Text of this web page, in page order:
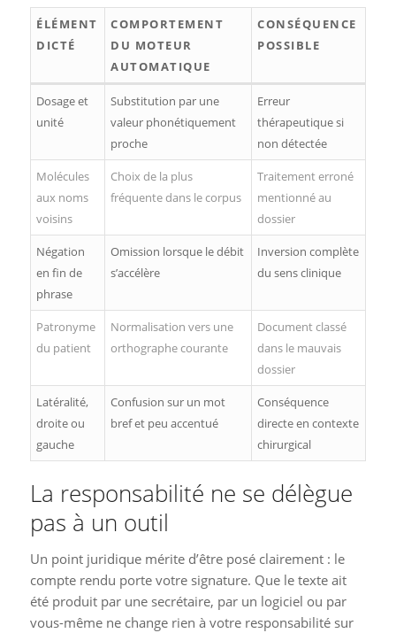
ÉLÉMENT
DICTÉ
COMPORTEMENT
DU MOTEUR
AUTOMATIQUE
CONSÉQUENCE
POSSIBLE
Dosage et
unité
Substitution par une
valeur phonétiquement
proche
Erreur
thérapeutique si
non détectée
Molécules
aux noms
voisins
Choix de la plus
fréquente dans le corpus
Traitement erroné
mentionné au
dossier
Négation
en fin de
phrase
Omission lorsque le débit
s’accélère
Inversion complète
du sens clinique
Patronyme
du patient
Normalisation vers une
orthographe courante
Document classé
dans le mauvais
dossier
Latéralité,
droite ou
gauche
Confusion sur un mot
bref et peu accentué
Conséquence
directe en contexte
chirurgical
La responsabilité ne se délègue
pas à un outil
Un point juridique mérite d’être posé clairement : le
compte rendu porte votre signature. Que le texte ait
été produit par une secrétaire, par un logiciel ou par
vous-même ne change rien à votre responsabilité sur